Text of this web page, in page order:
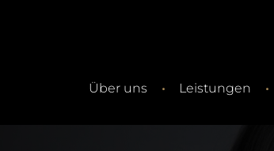
Über uns Leistungen